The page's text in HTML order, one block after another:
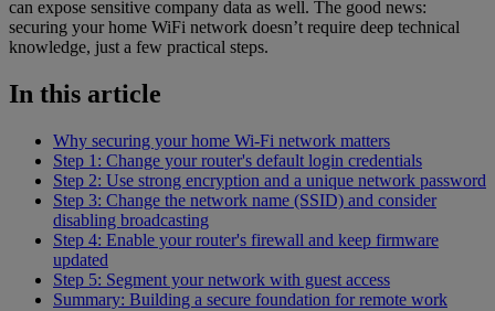
can expose sensitive company data as well. The good news:
securing your home WiFi network doesn’t require deep technical
knowledge, just a few practical steps.
In this article
Why securing your home Wi-Fi network matters
Step 1: Change your router's default login credentials
Step 2: Use strong encryption and a unique network password
Step 3: Change the network name (SSID) and consider
disabling broadcasting
Step 4: Enable your router's firewall and keep firmware
updated
Step 5: Segment your network with guest access
Summary: Building a secure foundation for remote work